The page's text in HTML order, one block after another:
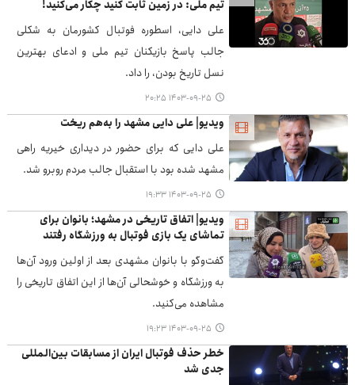
تیم ملی: در زمین ثابت کنید چکار می‌کنید!
علی دایی، اسطوره فوتبال کشورمان به شکلی
جالب پاسخ بازیکنان تیم ملی و ادعای بهترین
نسل تاریخ بودن، را داد.
۱۴۰۳-۰۹-۲۵ ۲۰:۲۵
ویدیو| علی دایی مشهد را به‌هم ریخت
علی دایی که برای حضور در دیداری خیریه راهی
مشهد شده بود با استقبال جالب مردم روبرو شد.
۱۴۰۳-۰۹-۲۵ ۱۹:۳۳
ویدیو| اتفاق تاریخی در مشهد؛ بانوان برای
تماشای یک بازی فوتبال به ورزشگاه رفتند
گفت‌وگو با بانوان مشهدی بعد از اولین ورود آن‌ها
به ورزشگاه و خوشحالی آن‌ها از این اتفاق تاریخی را
مشاهده می‌کنید.
۱۴۰۳-۰۹-۲۵ ۱۹:۲۳
خطر حذف فوتبال ایران از مسابقات بین‌المللی
جدی شد